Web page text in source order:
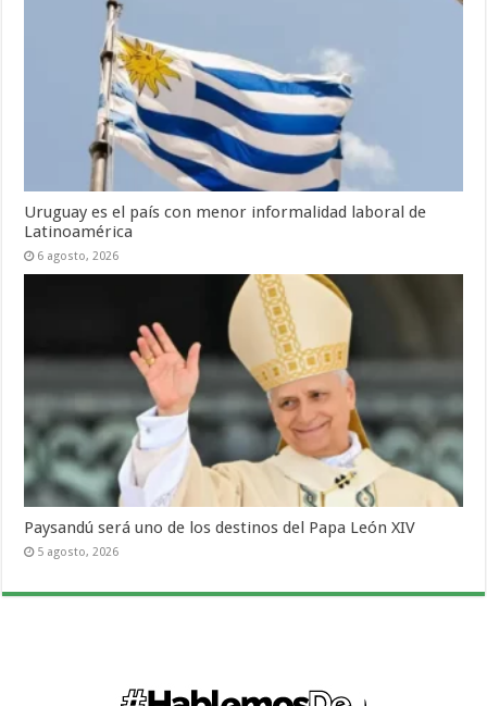
Uruguay es el país con menor informalidad laboral de
Latinoamérica
6 agosto, 2026
Paysandú será uno de los destinos del Papa León XIV
5 agosto, 2026